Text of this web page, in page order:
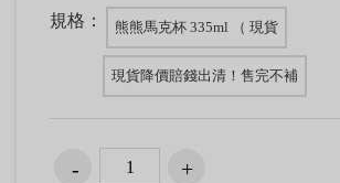
規格：
熊熊馬克杯 335ml （ 現貨
現貨降價賠錢出清！售完不補